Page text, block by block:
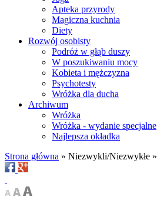
Apteka przyrody
Magiczna kuchnia
Diety
Rozwój osobisty
Podróż w głąb duszy
W poszukiwaniu mocy
Kobieta i mężczyzna
Psychotesty
Wróżka dla ducha
Archiwum
Wróżka
Wróżka - wydanie specjalne
Najlepsza okładka
Strona główna » Niezwykli/Niezwykłe »